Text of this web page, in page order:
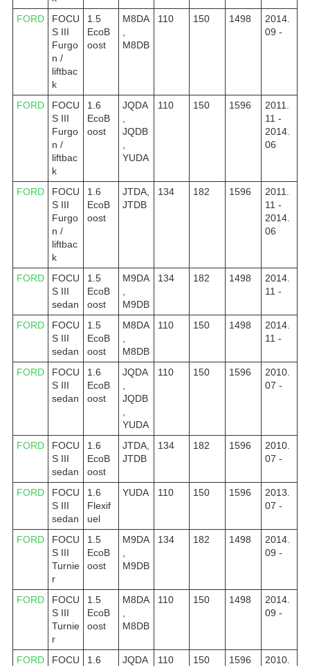
FORD
FOCU
S III
Furgo
n /
liftbac
k
1.5
EcoB
oost
M8DA
M8DB
110 150 1498
2014.
09 -
FORD
FOCU
S III
Furgo
n /
liftbac
k
1.6
EcoB
oost
JQDA
JQDB
YUDA
110 150 1596
2011.
11 -
2014.
06
FORD
FOCU
S III
Furgo
n /
liftbac
k
1.6
EcoB
oost
JTDA,
JTDB
134 182 1596
2011.
11 -
2014.
06
FORD
FOCU
S III
sedan
1.5
EcoB
oost
M9DA
M9DB
134 182 1498
2014.
11 -
FORD
FOCU
S III
sedan
1.5
EcoB
oost
M8DA
M8DB
110 150 1498
2014.
11 -
FORD
FOCU
S III
sedan
1.6
EcoB
oost
JQDA
JQDB
YUDA
110 150 1596
2010.
07 -
FORD
FOCU
S III
sedan
1.6
EcoB
oost
JTDA,
JTDB
134 182 1596
2010.
07 -
FORD
FOCU
S III
sedan
1.6
Flexif
uel
YUDA 110 150 1596
2013.
07 -
FORD
FOCU
S III
Turnie
r
1.5
EcoB
oost
M9DA
M9DB
134 182 1498
2014.
09 -
FORD
FOCU
S III
Turnie
r
1.5
EcoB
oost
M8DA
M8DB
110 150 1498
2014.
09 -
FORD
FOCU
1.6
JQDA
110 150 1596
2010.